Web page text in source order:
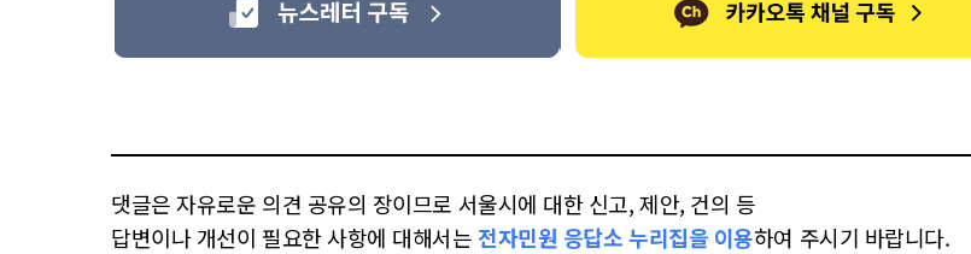
댓글은 자유로운 의견 공유의 장이므로 서울시에 대한 신고, 제안, 건의 등
답변이나 개선이 필요한 사항에 대해서는 전자민원 응답소 누리집을 이용하여 주시기 바랍니다.